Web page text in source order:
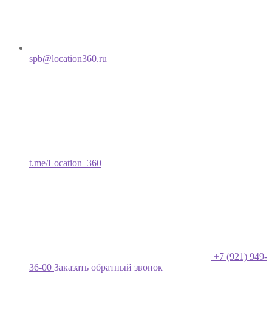
spb@location360.ru
t.me/Location_360
+7 (921) 949-
36-00 Заказать обратный звонок